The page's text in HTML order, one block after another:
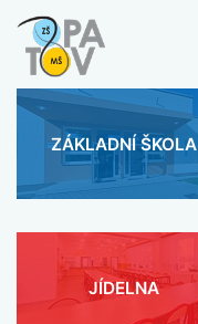
ZÁKLADNÍ ŠKOLA
JÍDELNA